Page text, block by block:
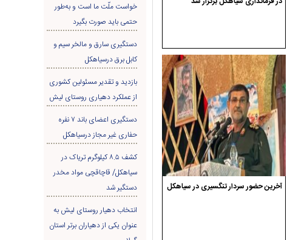
آخرین حضور سردار تنگسیری در سیاهکل
خواست ملّت ما است و به‌طور
حتمی باید صورت بگیرد
دستگیری سارق و مالخر سیم و
کابل برق درسیاهکل
بازدید و تقدیر مسئولین کشوری
از عملکرد دهیاری روستای لیش
دستگیری اعضای باند ۷ نفره
حفاری غير مجاز درسیاهکل
کشف ۸.۵ کیلوگرم تریاک در
سیاهکل/ قاچاقچی مواد مخدر
دستگیر شد
انتخاب دهیار روستای لیش به
عنوان یکی از دهیاران برتر استان